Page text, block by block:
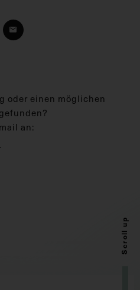
oder einen möglichen
an:
Scroll up